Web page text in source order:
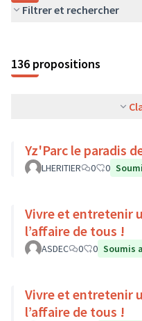
Filtrer et rechercher
136 propositions
Yz'Parc le paradis
LHERITIER 0 0
Vivre et entretenir
l’affaire de tous !
ASDEC 0 0 Soumis
Vivre et entretenir
l’affaire de tous !